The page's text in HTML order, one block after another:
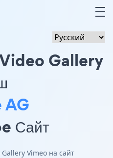
Video Gallery
Сайт
Vimeo на сайт